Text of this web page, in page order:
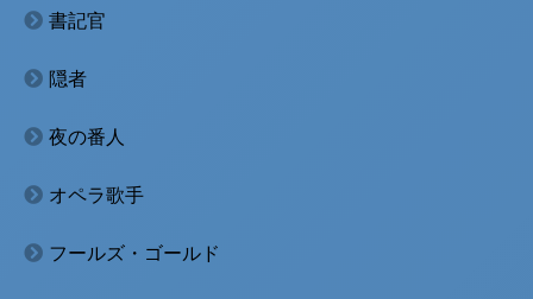
書記官
隠者
夜の番人
オペラ歌手
フールズ・ゴールド